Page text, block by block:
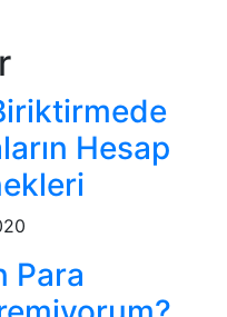
Hesap
Para